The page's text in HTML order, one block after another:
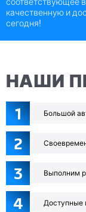
качественную и
сегодня!
НАШИ
1 Большой
2
3 Выполним
4 Доступные